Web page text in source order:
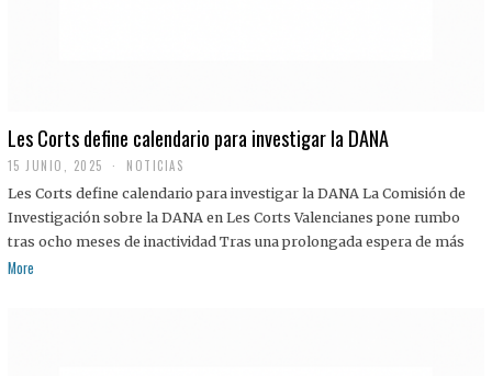
Les Corts define calendario para investigar la DANA
15 JUNIO, 2025 NOTICIAS
Les Corts define calendario para investigar la DANA La Comisión de
Investigación sobre la DANA en Les Corts Valencianes pone rumbo
tras ocho meses de inactividad Tras una prolongada espera de más
More